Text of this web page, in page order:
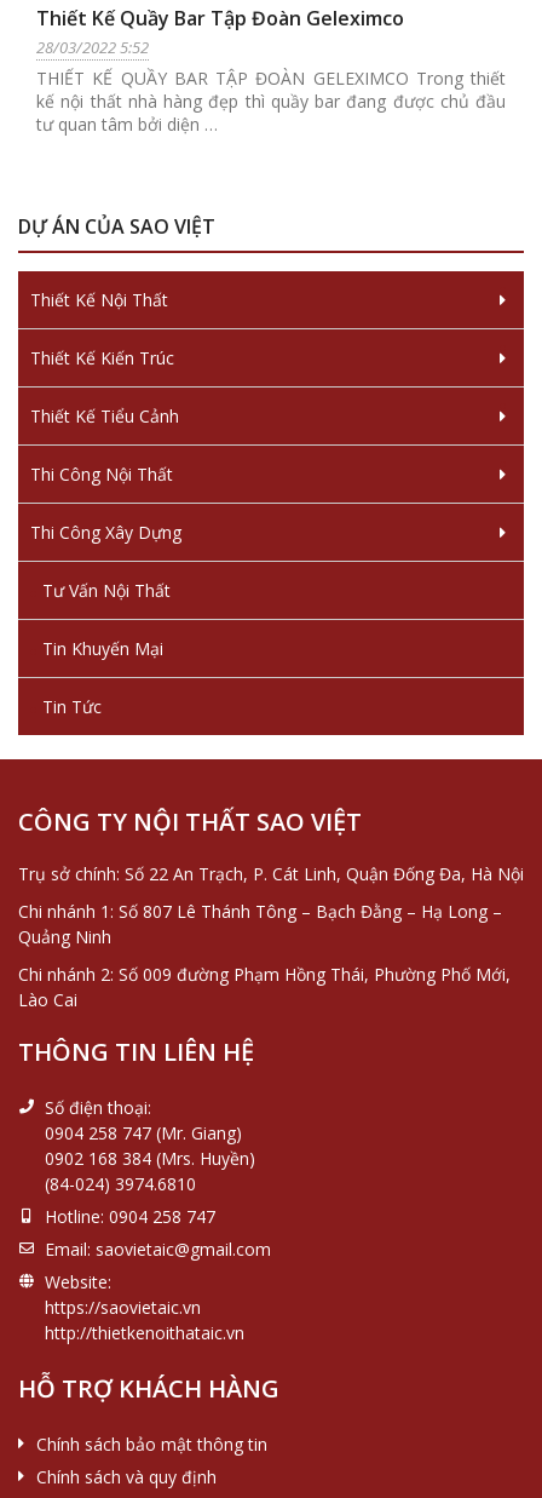
Thiết Kế Quầy Bar Tập Đoàn Geleximco
28/03/2022 5:52
THIẾT KẾ QUẦY BAR TẬP ĐOÀN GELEXIMCO Trong thiết
kế nội thất nhà hàng đẹp thì quầy bar đang được chủ đầu
tư quan tâm bởi diện …
DỰ ÁN CỦA SAO VIỆT
Thiết Kế Nội Thất
Thiết Kế Kiến Trúc
Thiết Kế Tiểu Cảnh
Thi Công Nội Thất
Thi Công Xây Dựng
Tư Vấn Nội Thất
Tin Khuyến Mại
Tin Tức
CÔNG TY NỘI THẤT SAO VIỆT
Trụ sở chính: Số 22 An Trạch, P. Cát Linh, Quận Đống Đa, Hà Nội
Chi nhánh 1: Số 807 Lê Thánh Tông – Bạch Đằng – Hạ Long –
Quảng Ninh
Chi nhánh 2: Số 009 đường Phạm Hồng Thái, Phường Phố Mới,
Lào Cai
THÔNG TIN LIÊN HỆ
Số điện thoại:
0904 258 747 (Mr. Giang)
0902 168 384 (Mrs. Huyền)
(84-024) 3974.6810
Hotline: 0904 258 747
Email: saovietaic@gmail.com
Website:
https://saovietaic.vn
http://thietkenoithataic.vn
HỖ TRỢ KHÁCH HÀNG
Chính sách bảo mật thông tin
Chính sách và quy định